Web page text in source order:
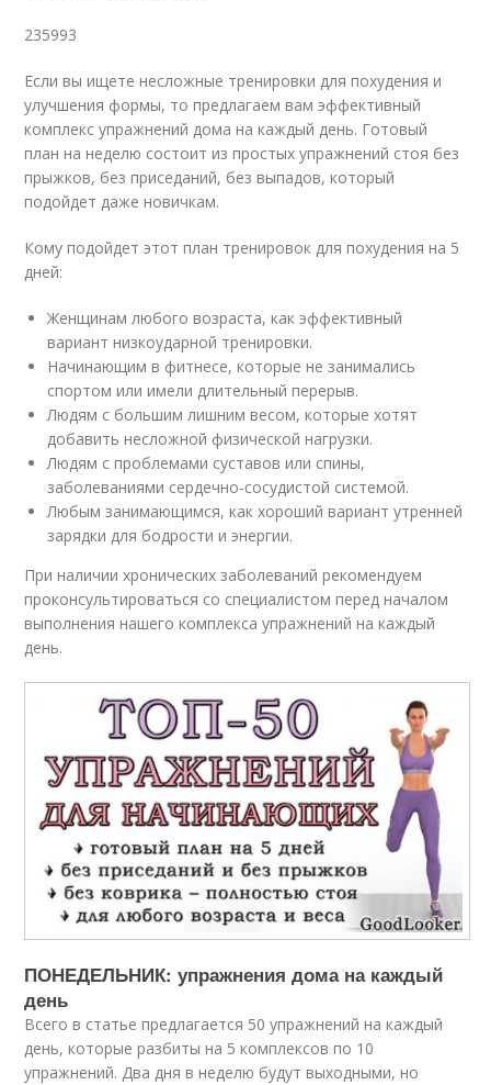
235993
Если вы ищете несложные тренировки для похудения и
улучшения формы, то предлагаем вам эффективный
комплекс упражнений дома на каждый день. Готовый
план на неделю состоит из простых упражнений стоя без
прыжков, без приседаний, без выпадов, который
подойдет даже новичкам.
Кому подойдет этот план тренировок для похудения на 5
дней:
Женщинам любого возраста, как эффективный
вариант низкоударной тренировки.
Начинающим в фитнесе, которые не занимались
спортом или имели длительный перерыв.
Людям с большим лишним весом, которые хотят
добавить несложной физической нагрузки.
Людям с проблемами суставов или спины,
заболеваниями сердечно-сосудистой системой.
Любым занимающимся, как хороший вариант утренней
зарядки для бодрости и энергии.
При наличии хронических заболеваний рекомендуем
проконсультироваться со специалистом перед началом
выполнения нашего комплекса упражнений на каждый
день.
ПОНЕДЕЛЬНИК: упражнения дома на каждый
день
Всего в статье предлагается 50 упражнений на каждый
день, которые разбиты на 5 комплексов по 10
упражнений. Два дня в неделю будут выходными, но